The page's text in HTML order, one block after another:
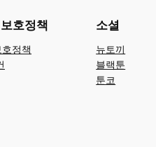
호정책
정책
소셜
뉴토끼
블랙툰
툰코